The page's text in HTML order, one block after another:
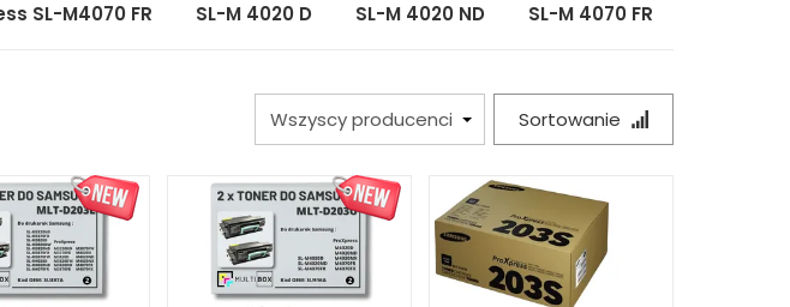
SL-M4070 FR SL-M 4020 D SL-M 4020 ND SL-M 4070 FR
Sortowanie